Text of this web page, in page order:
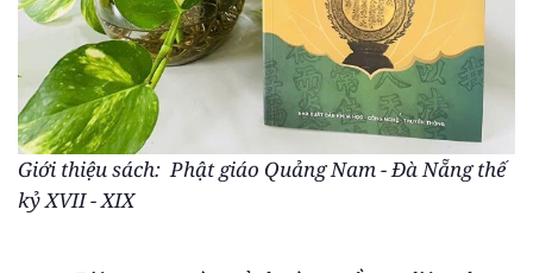
Giới thiệu sách:Phật giáo Quảng Nam - Đà Nẵng thế
kỷ XVII - XIX